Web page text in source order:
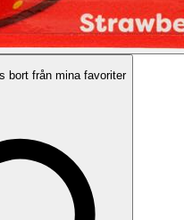
bort från mina favoriter